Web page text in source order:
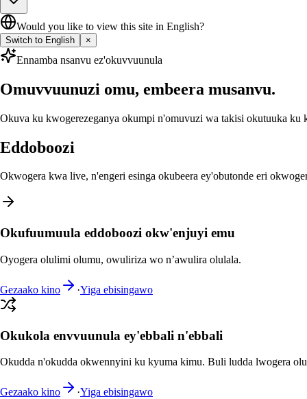
Would you like to view this site in English?
Switch to English ×
Ennamba nsanvu ez'okuvvuunula
Omuvvuunuzi omu, embeera musanvu.
Okuva ku kwogerezeganya okumpi n'omuvuzi wa takisi okutuuka ku
Eddoboozi
Okwogera kwa live, n'engeri esinga okubeera ey'obutonde eri
Okufuumuula eddoboozi okw'enjuyi emu
Oyogera olulimi olumu, owuliriza wo n’awulira olulala.
Gezaako kino ·Yiga ebisingawo
Okukola envvuunula ey'ebbali n'ebbali
Okudda n'okudda okwennyini ku kyuma kimu. Buli ludda lwogera
Gezaako kino ·Yiga ebisingawo